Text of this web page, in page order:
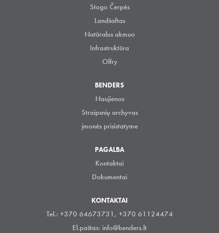
Stogo Čerpės
Landšaftas
Natūralus akmuo
Infrastruktūra
Olfry
BENDERS
Naujienos
Straipsnių archyvas
įmonės prisistatyme
PAGALBA
Kontaktai
Dokumentai
KONTAKTAI
Tel.: +370 64673731, +370 61124474
El.paštas: info@benders.lt